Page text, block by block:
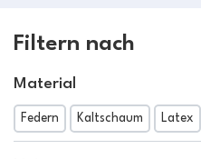
Filtern nach
Material
Federn Kaltschaum Latex